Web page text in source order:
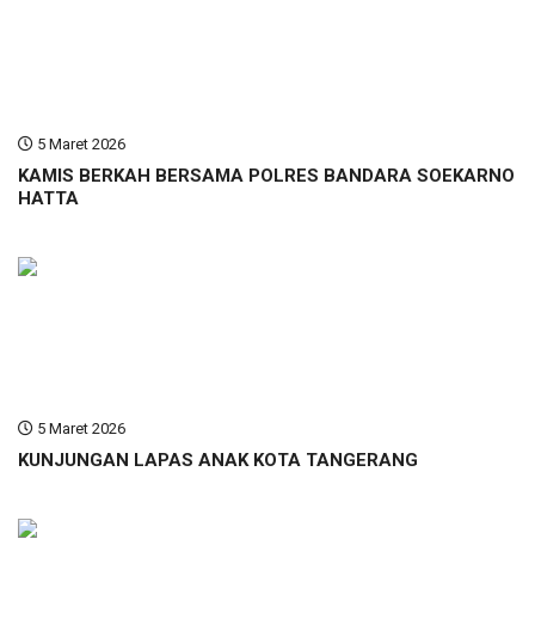
5 Maret 2026
KAMIS BERKAH BERSAMA POLRES BANDARA SOEKARNO
HATTA
5 Maret 2026
KUNJUNGAN LAPAS ANAK KOTA TANGERANG